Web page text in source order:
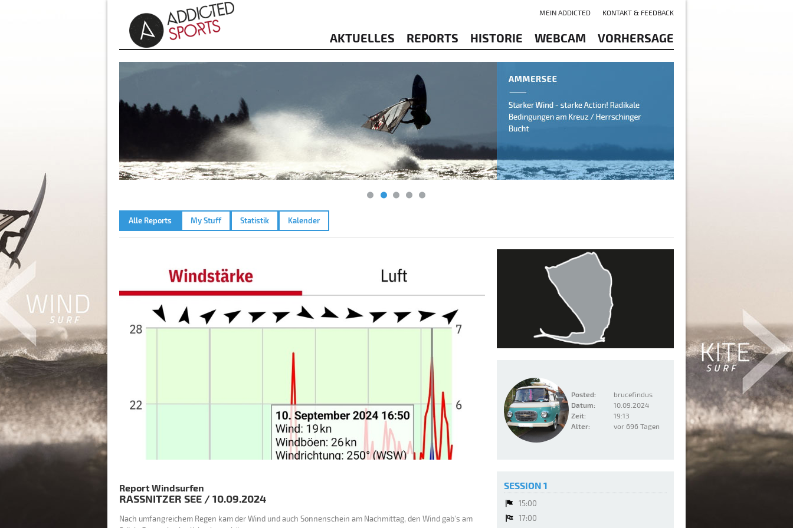
AKTUELLES REPORTS HISTORIE WEBCAM VORHERSAGE
MEIN ADDICTED KONTAKT & FEEDBACK
Alle Reports My Stuff Statistik Kalender
Raßnitzer See
Posted:
brucefindus
Datum:
10.09.2024
Zeit:
19:13
Alter:
vor 696 Tagen
Report Windsurfen
RASSNITZER SEE /10.09.2024
Nach umfangreichem Regen kam der Wind und auch Sonnenschein am Nachmittag, den Wind gab's am
SESSION 1
15:00
17:00